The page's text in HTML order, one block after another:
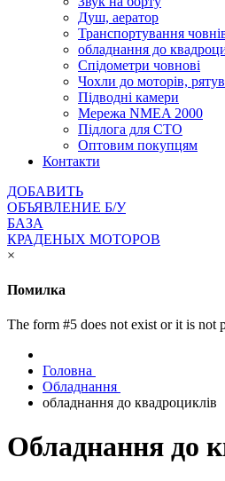
Душ, аератор
Транспортування
обладнання до
Спідометри човнові
Чохли до моторів,
Підводні камери
Мережа NMEA 2000
Підлога для СТО
Оптовим покупцям
Контакти
ДОБАВИТЬ
ОБЪЯВЛЕНИЕ Б/У
БАЗА
КРАДЕНЫХ МОТОРОВ
×
Помилка
The form #5 does not exist or it is not
Головна
Обладнання
обладнання до квадроциклів
Обладнання до